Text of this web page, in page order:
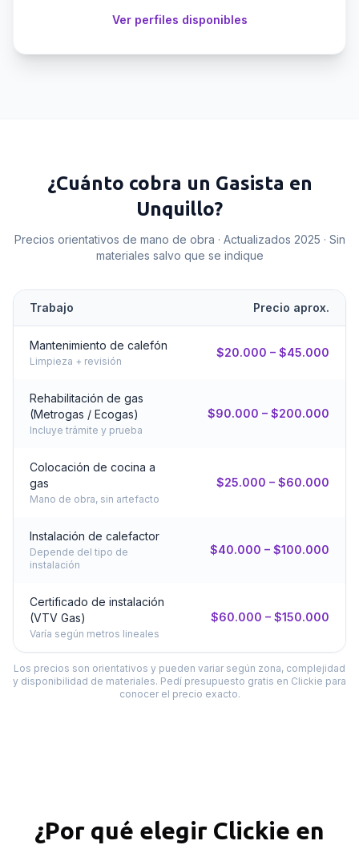
Ver perfiles disponibles
¿Cuánto cobra un Gasista en
Unquillo?
Precios orientativos de mano de obra · Actualizados 2025 · Sin
materiales salvo que se indique
Trabajo Precio aprox.
Mantenimiento de calefón
Limpieza + revisión
$20.000 – $45.000
Rehabilitación de gas
(Metrogas / Ecogas)
Incluye trámite y prueba
$90.000 – $200.000
Colocación de cocina a
gas
Mano de obra, sin artefacto
$25.000 – $60.000
Instalación de calefactor
Depende del tipo de
instalación
$40.000 – $100.000
Certificado de instalación
(VTV Gas)
Varía según metros lineales
$60.000 – $150.000
Los precios son orientativos y pueden variar según zona, complejidad
y disponibilidad de materiales. Pedí presupuesto gratis en Clickie para
conocer el precio exacto.
¿Por qué elegir Clickie en